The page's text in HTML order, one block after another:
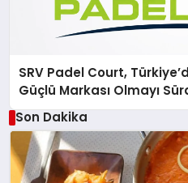
SRV Padel Court,
Güçlü Markası Olmayı
Son Dakika